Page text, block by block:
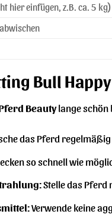
hier einfügen, z.B. ca. 5 kg)
Bull
Beautylange schön
das Pferd regelmäßig
so schnell wie
Stelle das Pferd
Verwende keine